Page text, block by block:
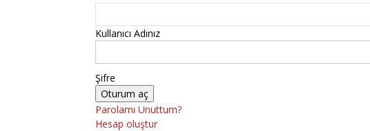
Kullanıcı Adınız
Şifre
Parolamı Unuttum?
Hesap oluştur